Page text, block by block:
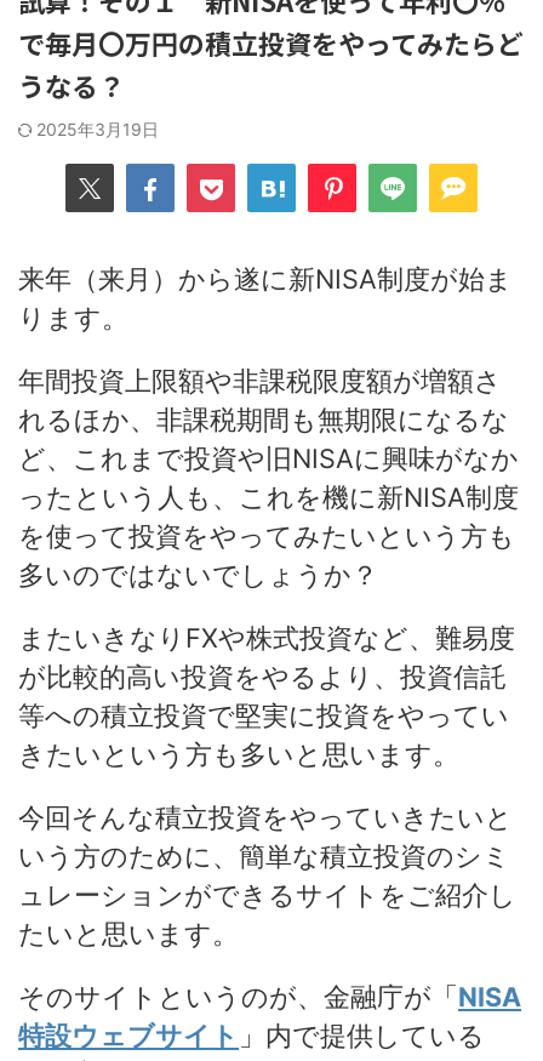
で毎月〇万円の積立投資をやってみたらど
うなる？
2025年3月19日
来年（来月）から遂に新NISA制度が始ま
ります。
年間投資上限額や非課税限度額が増額さ
れるほか、非課税期間も無期限になるな
ど、これまで投資や旧NISAに興味がなか
ったという人も、これを機に新NISA制度
を使って投資をやってみたいという方も
多いのではないでしょうか？
またいきなりFXや株式投資など、難易度
が比較的高い投資をやるより、投資信託
等への積立投資で堅実に投資をやってい
きたいという方も多いと思います。
今回そんな積立投資をやっていきたいと
いう方のために、簡単な積立投資のシミ
ュレーションができるサイトをご紹介し
たいと思います。
そのサイトというのが、金融庁が「NISA
特設ウェブサイト 」内で提供している